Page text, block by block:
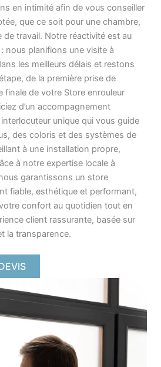
en intimité afin de vous conseiller
que ce soit pour une chambre,
de travail. Notre réactivité est au
nous planifions une visite à
les meilleurs délais et restons
de la première prise de
finale de votre Store enrouleur
d’un accompagnement
unique qui vous guide
des coloris et des systèmes de
à une installation propre,
à notre expertise locale à
garantissons un store
fiable, esthétique et performant,
confort au quotidien tout en
client rassurante, basée sur
la transparence.